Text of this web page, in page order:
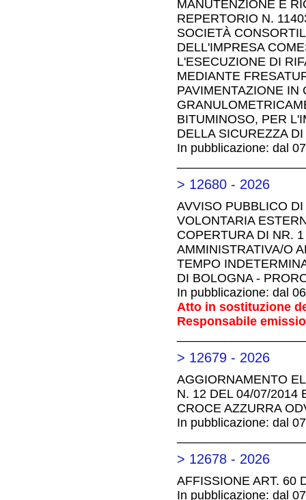
MANUTENZIONE E
REPERTORIO N.
SOCIETÀ
DELL'IMPRESA
L'ESECUZIONE DI
MEDIANTE
PAVIMENTAZIONE
BITUMINOSO, PER
DELLA SICUREZZA
In pubblicazione: dal
> 12680 - 2026
AVVISO PUBBLICO
VOLONTARIA
COPERTURA DI NR.
AMMINISTRATIVA/O
TEMPO
DI BOLOGNA -
In pubblicazione: dal
Atto in sostituzione
Responsabile
> 12679 - 2026
AGGIORNAMENTO
N. 12 DEL 04/07/2014
CROCE AZZURRA
In pubblicazione: dal
> 12678 - 2026
AFFISSIONE ART. 60
In pubblicazione: dal